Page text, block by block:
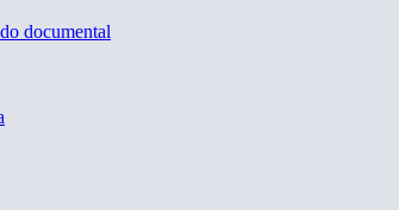
documental